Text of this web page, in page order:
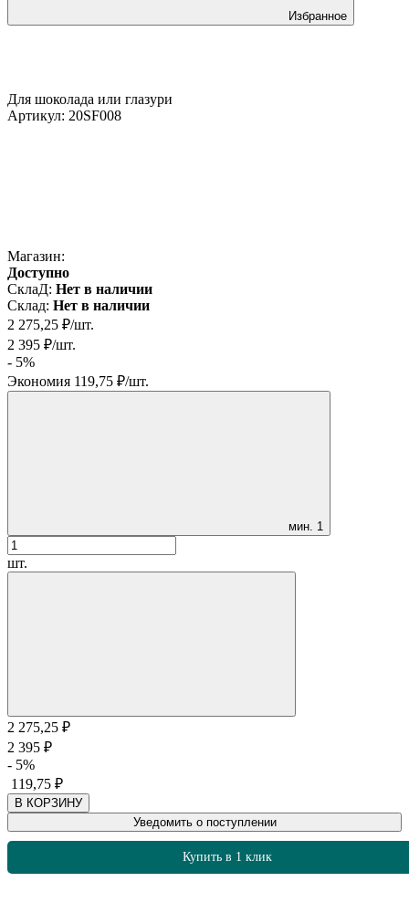
Избранное
Для шоколада или глазури
Артикул: 20SF008
Магазин:
Доступно
СклаД: Нет в наличии
Склад: Нет в наличии
2 275,25 ₽/шт.
2 395 ₽/шт.
- 5%
Экономия 119,75 ₽/шт.
мин. 1
шт.
2 275,25 ₽
2 395 ₽
- 5%
119,75 ₽
В КОРЗИНУ
Уведомить о поступлении
Купить в 1 клик